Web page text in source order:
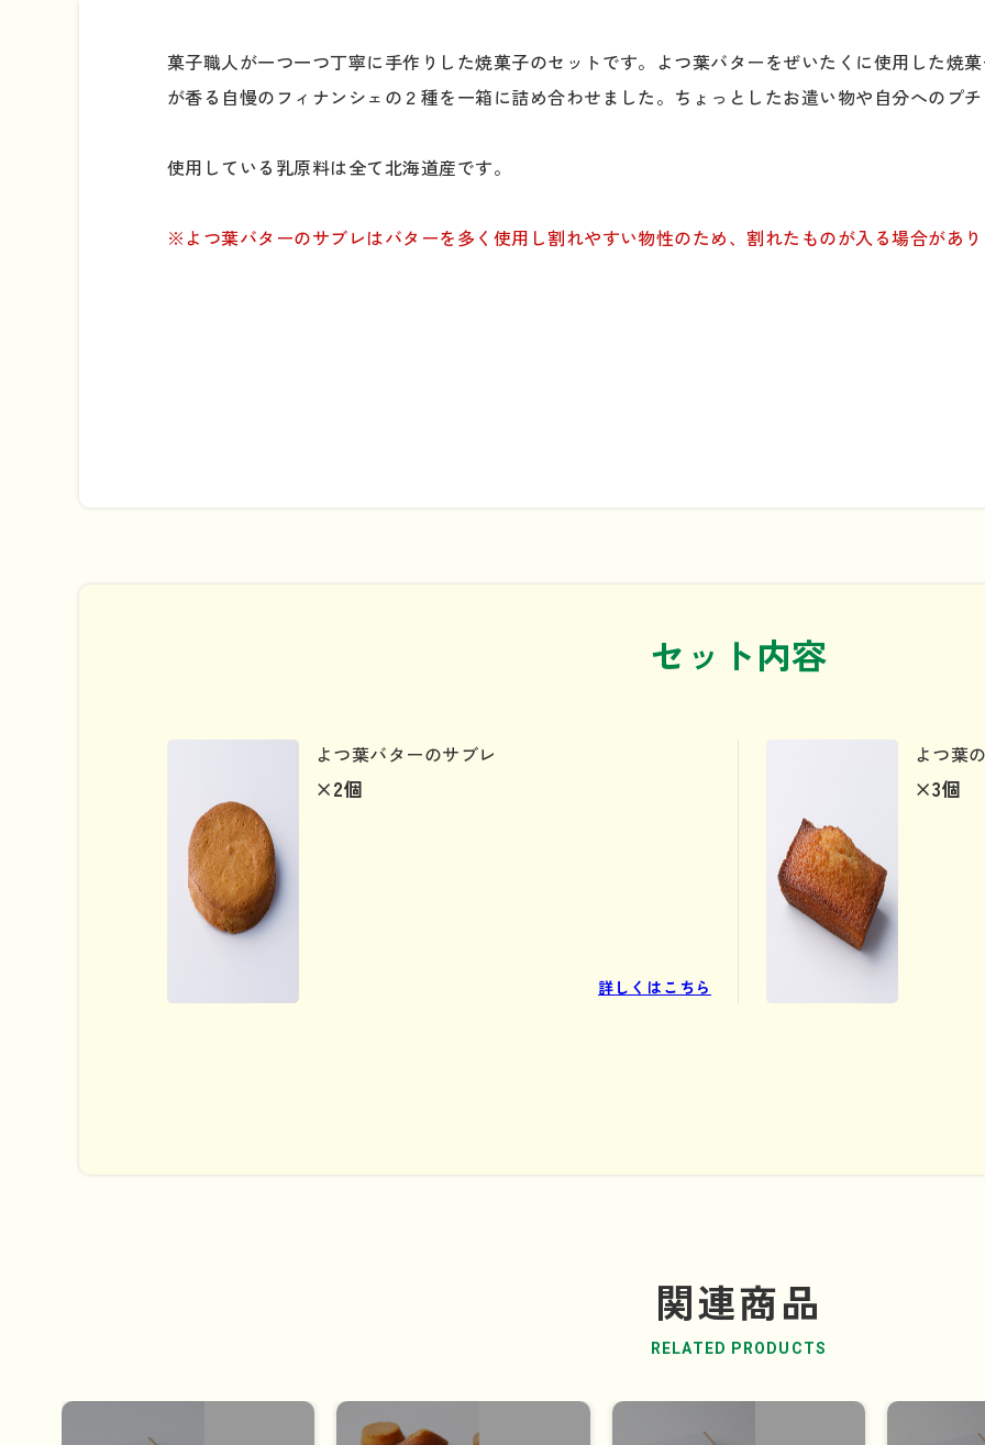
菓子職人が一つ一つ丁寧に手作りした焼菓子のセットです。よつ葉バターをぜいたくに使用した焼
が香る自慢のフィナンシェの２種を一箱に詰め合わせました。ちょっとしたお遣い物や自分へのプチ
使用している乳原料は全て北海道産です。
※よつ葉バターのサブレはバターを多く使用し割れやすい物性のため、割れたものが入る場合があり
セット内容
よつ葉バターのサブレ
×2個
詳しくはこちら
よつ葉
×3個
関連商品
RELATED PRODUCTS